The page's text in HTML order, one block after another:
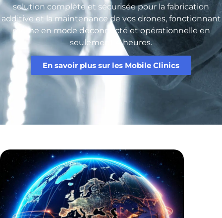
solution complète et sécurisée pour la fabrication
additive et la maintenance de vos drones, fonctionnant
même en mode déconnecté et opérationnelle en
seulement 4 heures.
En savoir plus sur les Mobile Clinics